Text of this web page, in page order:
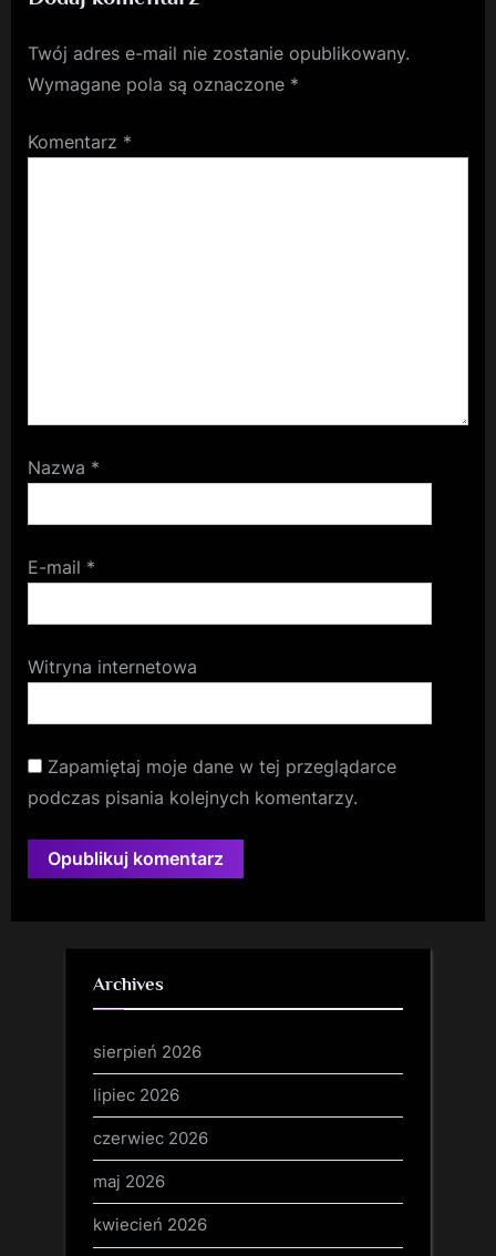
Twój adres e-mail nie zostanie opublikowany.
Wymagane pola są oznaczone *
Komentarz *
Nazwa *
E-mail *
Witryna internetowa
Zapamiętaj moje dane w tej przeglądarce
podczas pisania kolejnych komentarzy.
Archives
sierpień 2026
lipiec 2026
czerwiec 2026
maj 2026
kwiecień 2026